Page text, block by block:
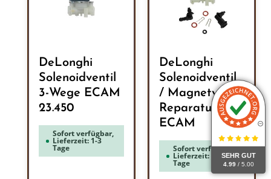
SEHR GUT
4.99 / 5.00
DeLonghi
Solenoidventil
3-Wege ECAM
23.450
Sofort verfügbar,
Lieferzeit: 1-3
Tage
DeLonghi
Solenoidventil
/ Magnetventil
Reparatur Kit
ECAM
Sofort verfügbar,
Lieferzeit: 1-3
Tage